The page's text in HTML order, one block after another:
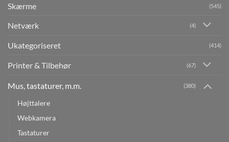
Skærme (545)
Netværk (4)
Ukategoriseret (414)
Printer & Tilbehør (67)
Mus, tastaturer, m.m. (380)
Højttalere
Webkamera
Tastaturer